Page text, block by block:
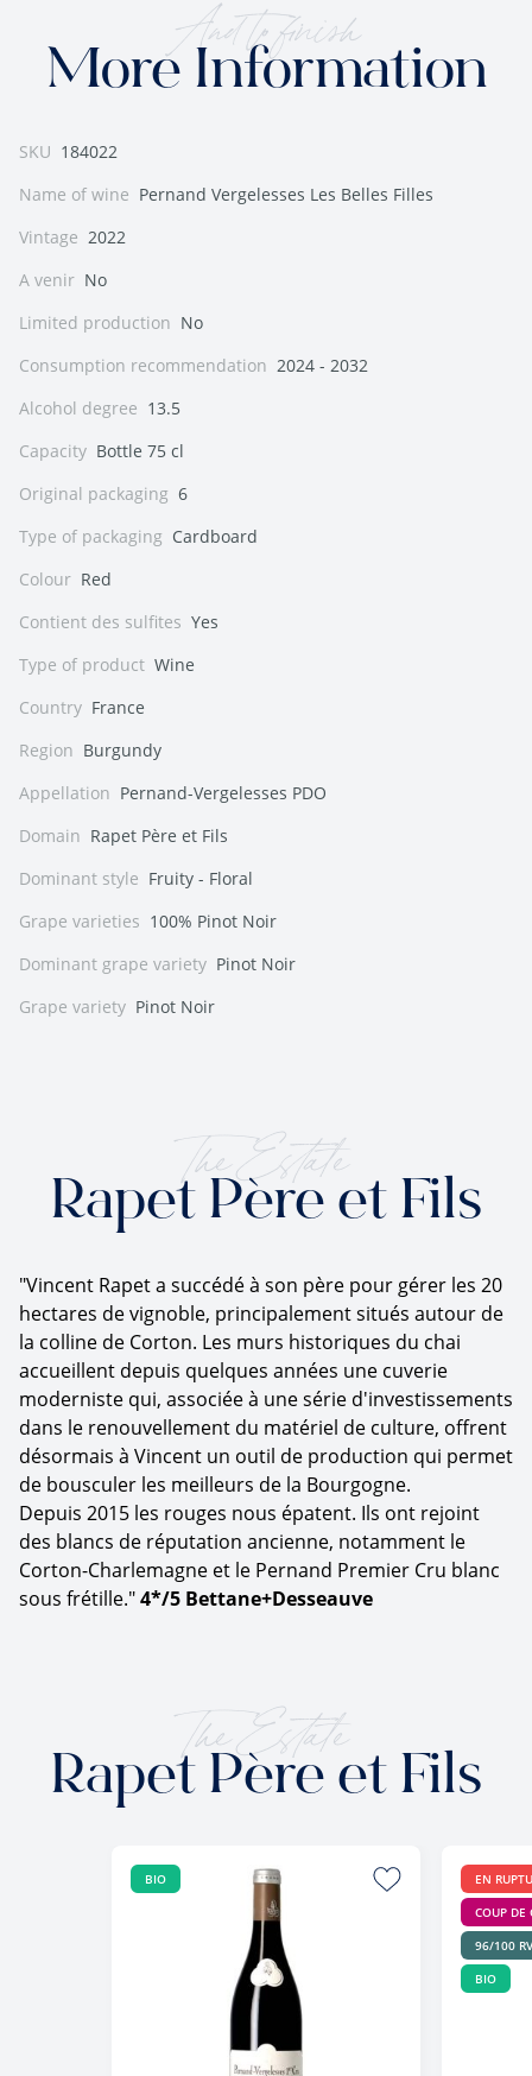
And to finish
More Information
SKU 184022
Name of wine Pernand Vergelesses Les Belles Filles
Vintage 2022
A venir No
Limited production No
Consumption recommendation 2024 - 2032
Alcohol degree 13.5
Capacity Bottle 75 cl
Original packaging 6
Type of packaging Cardboard
Colour Red
Contient des sulfites Yes
Type of product Wine
Country France
Region Burgundy
Appellation Pernand-Vergelesses PDO
Domain Rapet Père et Fils
Dominant style Fruity - Floral
Grape varieties 100% Pinot Noir
Dominant grape variety Pinot Noir
Grape variety Pinot Noir
The Estate
Rapet Père et Fils
"Vincent Rapet a succédé à son père pour gérer les 20
hectares de vignoble, principalement situés autour de
la colline de Corton. Les murs historiques du chai
accueillent depuis quelques années une cuverie
moderniste qui, associée à une série d'investissements
dans le renouvellement du matériel de culture, offrent
désormais à Vincent un outil de production qui permet
de bousculer les meilleurs de la Bourgogne.
Depuis 2015 les rouges nous épatent. Ils ont rejoint
des blancs de réputation ancienne, notamment le
Corton-Charlemagne et le Pernand Premier Cru blanc
sous frétille."4*/5 Bettane+Desseauve
The Estate
Rapet Père et Fils
BIO
EN
COUP DE
96/100
BIO